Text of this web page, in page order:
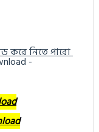
করে নিতে পারো
-